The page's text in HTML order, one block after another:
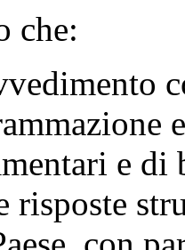
e di
risposte